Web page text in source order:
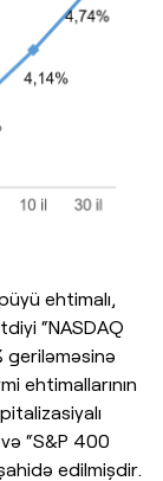
ehtimalı,
“NASDAQ
geriləməsinə
ehtimallarının
“S&P 400
edilmişdir.